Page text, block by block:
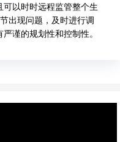
可以时时远程监管整个生
出现问题，及时进行调
谨的规划性和控制性。